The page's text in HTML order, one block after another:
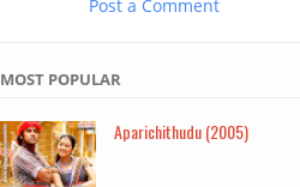
Post a Comment
MOST POPULAR
Aparichithudu (2005)